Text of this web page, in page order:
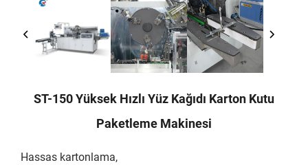
ST-150 Yüksek Hızlı Yüz Kağıdı Karton Kutu
Paketleme Makinesi
Hassas kartonlama,